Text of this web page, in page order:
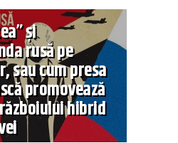
și
rusă pe
sau cum presa
promovează
hibrid